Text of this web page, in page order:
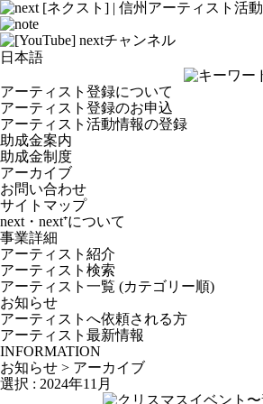
next・next⁺について
事業詳細
アーティスト紹介
アーティスト検索
アーティスト一覧 (カテゴリー順)
お知らせ
アーティストへ依頼される方
アーティスト最新情報
アーティスト登録について
アーティスト登録のお申込
アーティスト活動情報の登録
助成金案内
助成金制度
アーカイブ
お問い合わせ
サイトマップ
INFORMATION
お知らせ > アーカイブ
選択 : 2024年11月